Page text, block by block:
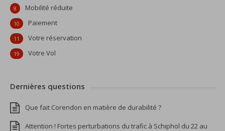
Mobilité réduite
8
Paiement
10
Votre réservation
11
Votre Vol
19
Dernières questions
Que fait Corendon en matière de durabilité ?
Attention ! Fortes perturbations du trafic à Schiphol du 22 au